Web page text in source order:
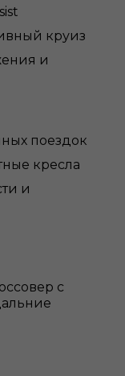
круиз
и
поездок
кресла
и
с